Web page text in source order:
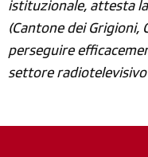
istituzionale, attesta
(Cantone dei Grigioni,
perseguire
settore